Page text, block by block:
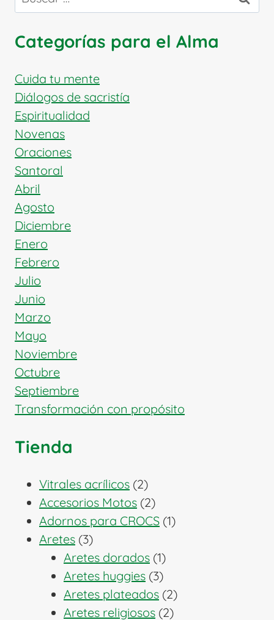
SANTO
LOS
Y
EL
PATRÓN
DE
Categorías para el Alma
Cuida tu mente
Diálogos de sacristía
Espiritualidad
Novenas
Oraciones
Santoral
Abril
Agosto
Diciembre
Enero
Febrero
Julio
Junio
Marzo
Mayo
Noviembre
Octubre
Septiembre
Transformación con propósito
Tienda
Vitrales acrílicos 22
productos
Accesorios Motos 22
productos
Adornos para CROCS 11
Aretes 33
productos
Aretes dorados 11
producto
Aretes huggies 33
productos
Aretes plateados 22
productos
Aretes religiosos 22